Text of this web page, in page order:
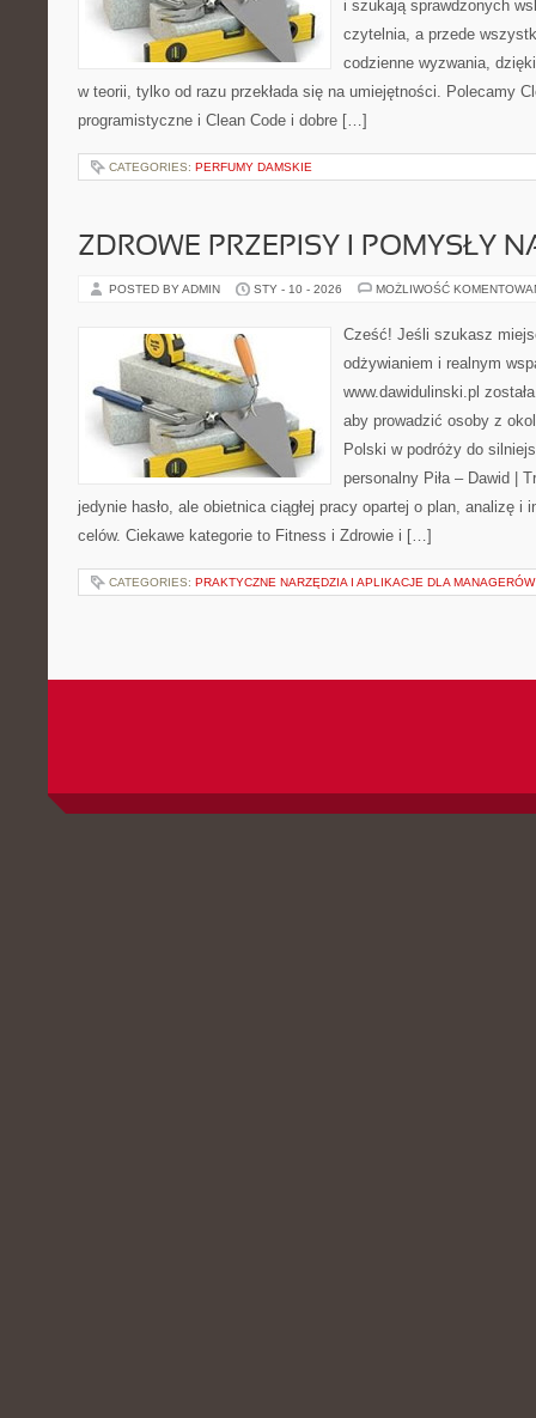
i szukają sprawdzonych
czytelnia, a przede
codzienne wyzwania,
w teorii, tylko od razu przekłada się na umiejętności. Polecamy
programistyczne i Clean Code i dobre […]
CATEGORIES: PERFUMY DAMSKIE
ZDROWE PRZEPISY I POMYSŁY
POSTED BY ADMIN STY - 10 - 2026 MOŻLIWOŚĆ
Cześć! Jeśli szukasz
odżywianiem i realnym
www.dawidulinski.pl
aby prowadzić osoby z
Polski w podróży do
personalny Piła – Dawid |
jedynie hasło, ale obietnica ciągłej pracy opartej o plan, analizę i
celów. Ciekawe kategorie to Fitness i Zdrowie i […]
CATEGORIES: PRAKTYCZNE NARZĘDZIA I APLIKACJE DLA MANAGERÓW